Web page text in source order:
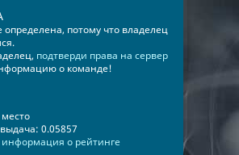
определена, потому что владелец
подтверди права на сервер
о команде!
0.05857
о рейтинге